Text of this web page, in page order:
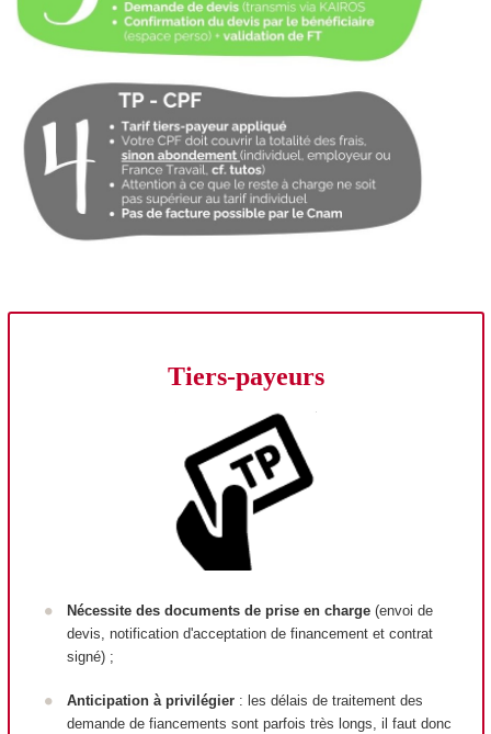
Tiers-payeurs
Nécessite des documents de prise en charge(envoi de
devis, notification d'acceptation de financement et contrat
signé) ;
Anticipation à privilégier: les délais de traitement des
demande de fiancements sont parfois très longs, il faut donc